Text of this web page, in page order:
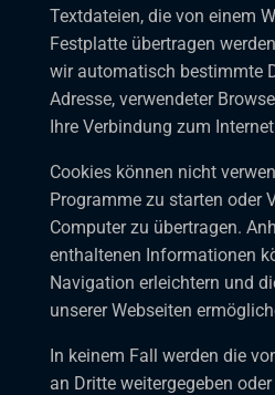
Textdateien, die von einem
Festplatte übertragen
wir automatisch bestimmte
Adresse, verwendeter
Ihre Verbindung zum
Cookies können nicht
Programme zu starten oder
Computer zu übertragen.
enthaltenen Informationen
Navigation erleichtern und
unserer Webseiten
In keinem Fall werden die
an Dritte weitergegeben